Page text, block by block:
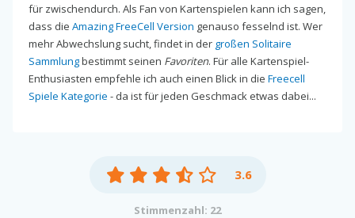
für zwischendurch. Als Fan von Kartenspielen kann ich sagen,
dass die Amazing FreeCell Version genauso fesselnd ist. Wer
mehr Abwechslung sucht, findet in der großen Solitaire
Sammlungbestimmt seinen Favoriten. Für alle Kartenspiel-
Enthusiasten empfehle ich auch einen Blick in die Freecell
Spiele Kategorie - da ist für jeden Geschmack etwas dabei...
3.6
Stimmenzahl: 22